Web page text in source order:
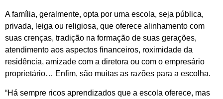
A família, geralmente, opta por uma escola, seja pública,
privada, leiga ou religiosa, que oferece alinhamento com
suas crenças, tradição na formação de suas gerações,
atendimento aos aspectos financeiros, roximidade da
residência, amizade com a diretora ou com o empresário
proprietário… Enfim, são muitas as razões para a escolha.
“Há sempre ricos aprendizados que a escola oferece, mas